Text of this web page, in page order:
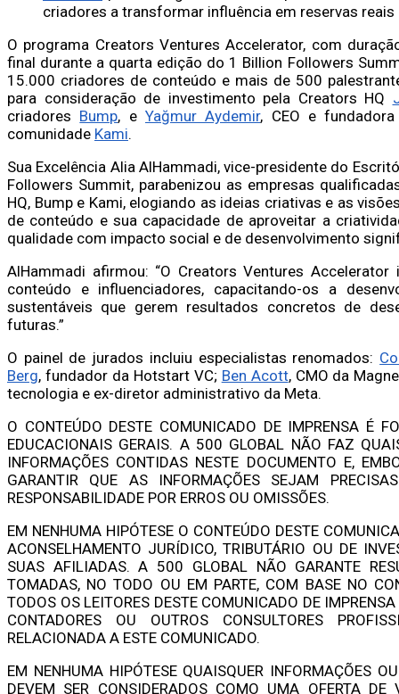
criadores a transformar influência em reservas reais
O programa Creators Ventures Accelerator, com
final durante a quarta edição do 1 Billion Followers
15.000 criadores de conteúdo e mais de 500
para consideração de investimento pela Creators HQ
criadores Bump, eYağmur Aydemir, CEO e
comunidade Kami.
Sua Excelência Alia AlHammadi, vice-presidente do
Followers Summit, parabenizou as empresas
HQ, Bump e Kami, elogiando as ideias criativas e as
de conteúdo e sua capacidade de aproveitar a
qualidade com impacto social e de desenvolvimento
AlHammadi afirmou: “O Creators Ventures
conteúdo e influenciadores, capacitando-os a
sustentáveis que gerem resultados concretos de
futuras.”
O painel de jurados incluiu especialistas renomados:
Berg, fundador da Hotstart VC; Ben Acott, CMO da
tecnologia e ex-diretor administrativo da Meta.
O CONTEÚDO DESTE COMUNICADO DE IMPRENSA É
EDUCACIONAIS GERAIS. A 500 GLOBAL NÃO FAZ
INFORMAÇÕES CONTIDAS NESTE DOCUMENTO E,
GARANTIR QUE AS INFORMAÇÕES SEJAM
RESPONSABILIDADE POR ERROS OU OMISSÕES.
EM NENHUMA HIPÓTESE O CONTEÚDO DESTE
ACONSELHAMENTO JURÍDICO, TRIBUTÁRIO OU DE
SUAS AFILIADAS. A 500 GLOBAL NÃO GARANTE
TOMADAS, NO TODO OU EM PARTE, COM BASE NO
TODOS OS LEITORES DESTE COMUNICADO DE
CONTADORES OU OUTROS CONSULTORES
RELACIONADA A ESTE COMUNICADO.
EM NENHUMA HIPÓTESE QUAISQUER INFORMAÇÕES
DEVEM SER CONSIDERADOS COMO UMA OFERTA